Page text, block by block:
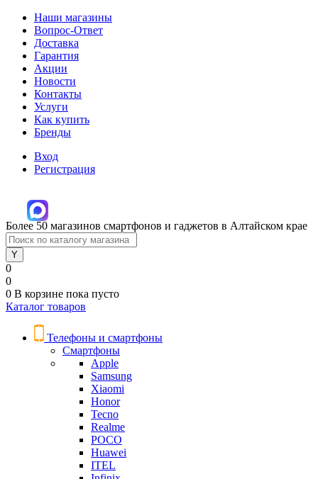
Наши магазины
Вопрос-Ответ
Доставка
Гарантия
Акции
Новости
Контакты
Услуги
Как купить
Бренды
Вход
Регистрация
Более 50 магазинов смартфонов и гаджетов в Алтайском крае
0
0
0 В корзине пока пусто
Каталог товаров
Телефоны и смартфоны
Смартфоны
Apple
Samsung
Xiaomi
Honor
Tecno
Realme
POCO
Huawei
ITEL